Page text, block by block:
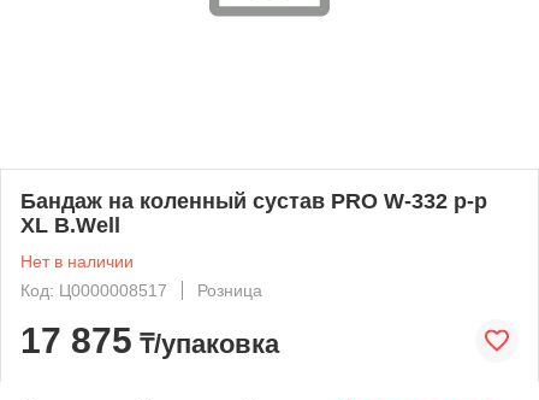
Бандаж на коленный сустав PRO W-332 р-р
XL B.Well
Нет в наличии
Код: Ц0000008517
Розница
17 875 ₸/упаковка